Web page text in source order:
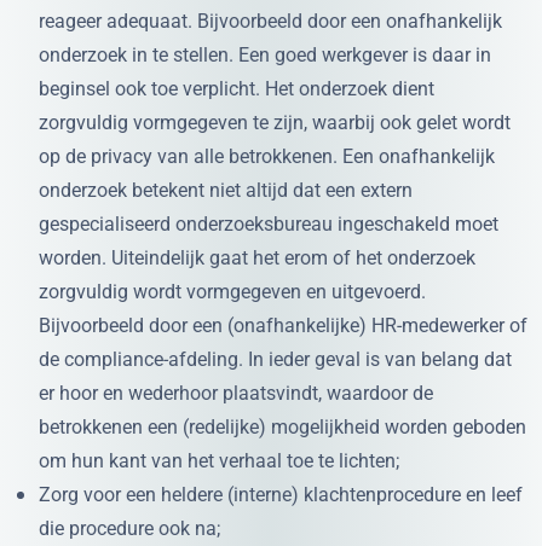
reageer adequaat. Bijvoorbeeld door een onafhankelijk
onderzoek in te stellen. Een goed werkgever is daar in
beginsel ook toe verplicht. Het onderzoek dient
zorgvuldig vormgegeven te zijn, waarbij ook gelet wordt
op de privacy van alle betrokkenen. Een onafhankelijk
onderzoek betekent niet altijd dat een extern
gespecialiseerd onderzoeksbureau ingeschakeld moet
worden. Uiteindelijk gaat het erom of het onderzoek
zorgvuldig wordt vormgegeven en uitgevoerd.
Bijvoorbeeld door een (onafhankelijke) HR-medewerker of
de compliance-afdeling. In ieder geval is van belang dat
er hoor en wederhoor plaatsvindt, waardoor de
betrokkenen een (redelijke) mogelijkheid worden geboden
om hun kant van het verhaal toe te lichten;
Zorg voor een heldere (interne) klachtenprocedure en leef
die procedure ook na;